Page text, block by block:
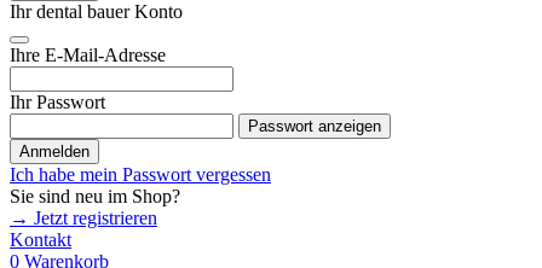
Ihr dental bauer Konto
Ihre E-Mail-Adresse
Ihr Passwort
Passwort anzeigen
Anmelden
Ich habe mein Passwort vergessen
Sie sind neu im Shop?
→ Jetzt registrieren
Kontakt
0 Warenkorb